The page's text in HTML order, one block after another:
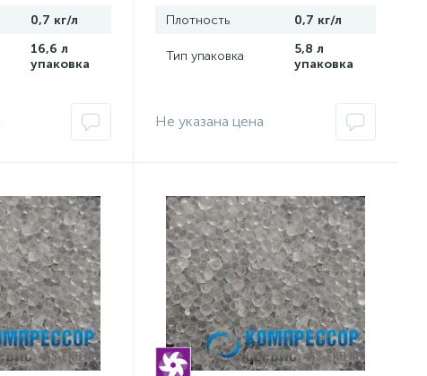
0,7 кг/л
16,6 л
упаковка
Плотность
0,7 кг/л
Тип упаковка
5,8 л
упаковка
Не указана цена